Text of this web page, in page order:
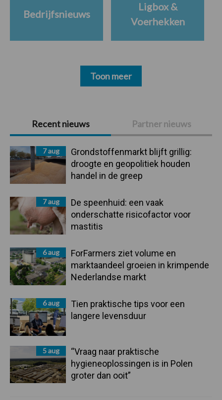
Primaire
Sidebar
Recent nieuws Partner nieuws
7 aug
Grondstoffenmarkt blijft grillig:
droogte en geopolitiek houden
handel in de greep
7 aug
De speenhuid: een vaak
onderschatte risicofactor voor
mastitis
6 aug
ForFarmers ziet volume en
marktaandeel groeien in krimpende
Nederlandse markt
6 aug
Tien praktische tips voor een
langere levensduur
5 aug
“Vraag naar praktische
hygieneoplossingen is in Polen
groter dan ooit”
Bedrijfsnieuws
Ligbox &
Voerhekken
Toon meer